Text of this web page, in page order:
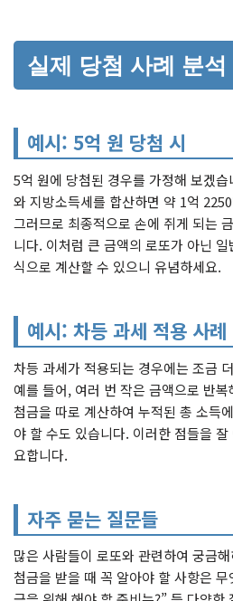
실제 당첨 사례 분석
예시: 5억 원 당첨 시
5억 원에 당첨된 경우를 가정해 보겠
와 지방소득세를 합산하면 약 1억
그러므로 최종적으로 손에 쥐게 되는
니다. 이처럼 큰 금액의 로또가 아닌
식으로 계산할 수 있으니 유념하세요.
예시: 차등 과세 적용 사례
차등 과세가 적용되는 경우에는 조금
예를 들어, 여러 번 작은 금액으로 반
첨금을 따로 계산하여 누적된 총 소득
야 할 수도 있습니다. 이러한 점들을
요합니다.
자주 묻는 질문들
많은 사람들이 로또와 관련하여 궁금
첨금을 받을 때 꼭 알아야 할 사항은